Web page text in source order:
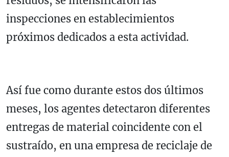
inspecciones en establecimientos
próximos dedicados a esta actividad.
Así fue como durante estos dos últimos
meses, los agentes detectaron diferentes
entregas de material coincidente con el
sustraído, en una empresa de reciclaje de